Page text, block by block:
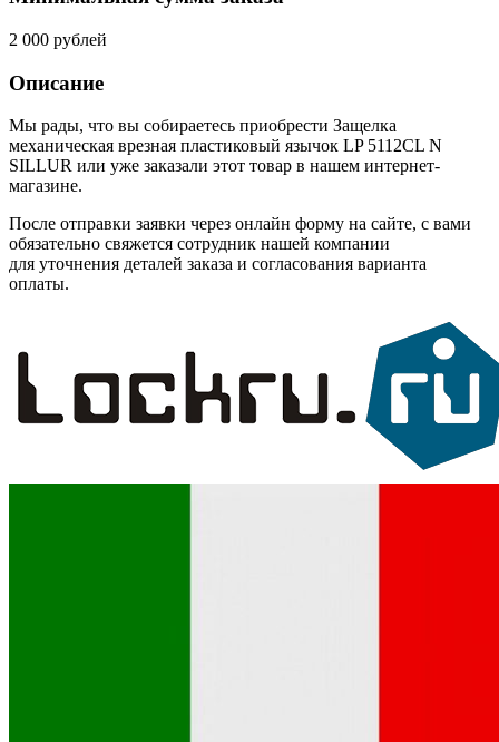
2 000 рублей
Описание
Мы рады, что вы собираетесь приобрести Защелка
механическая врезная пластиковый язычок LP 5112CL N
SILLUR или уже заказали этот товар в нашем интернет-
магазине.
После отправки заявки через онлайн форму на сайте, с вами
обязательно свяжется сотрудник нашей компании
для уточнения деталей заказа и согласования варианта
оплаты.